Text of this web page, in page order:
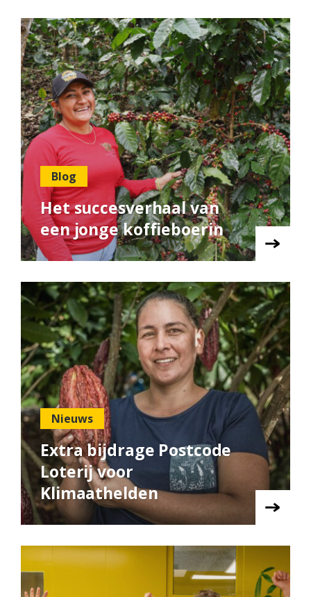
Blog
Het succesverhaal van
een jonge koffieboerin
Nieuws
Extra bijdrage Postcode
Loterij voor
Klimaathelden